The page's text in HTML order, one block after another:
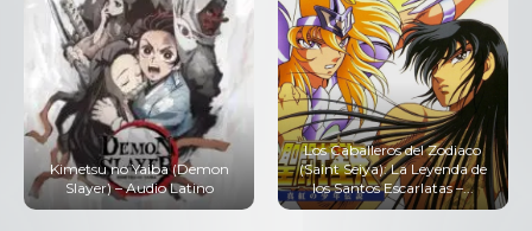
Kimetsu no Yaiba (Demon
Slayer) – Audio Latino
Los Caballeros del Zodiaco
(Saint Seiya): La Leyenda de
los Santos Escarlatas –...